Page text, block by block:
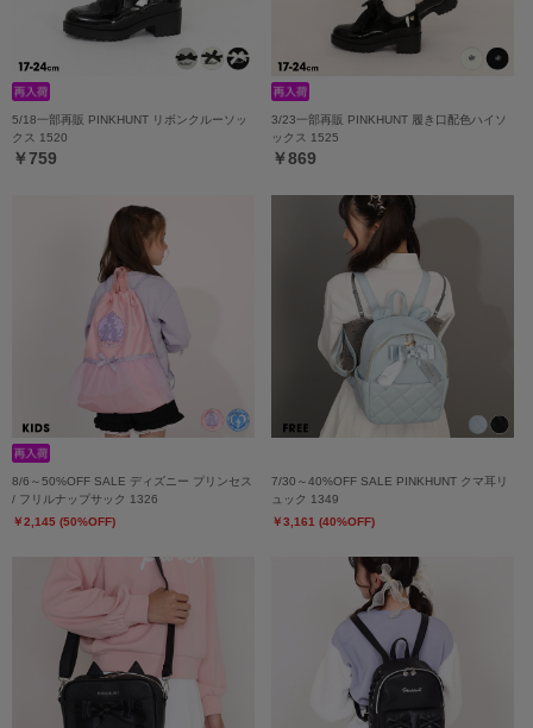
5/18一部再販 PINKHUNT リボンクルーソッ
クス 1520
￥759
3/23一部再販 PINKHUNT 履き口配色ハイソ
ックス 1525
￥869
8/6～50%OFF SALE ディズニー プリンセス
/ フリルナップサック 1326
￥2,145 (50%OFF)
7/30～40%OFF SALE PINKHUNT クマ耳リ
ュック 1349
￥3,161 (40%OFF)